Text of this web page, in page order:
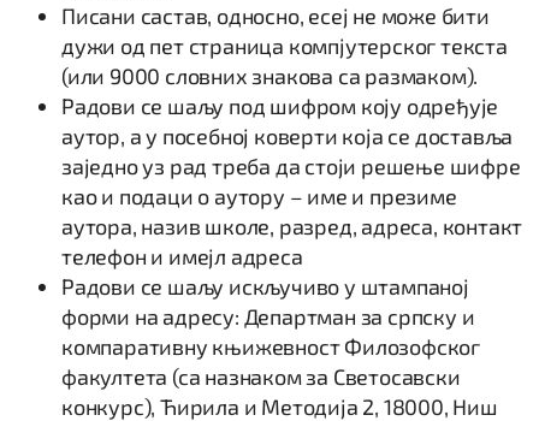
Писани састав, односно, есеј не може бити
дужи од пет страница компјутерског текста
(или 9000 словних знакова са размаком).
Радови се шаљу под шифром коју одређује
аутор, а у посебној коверти која се доставља
заједно уз рад треба да стоји решење шифре
као и подаци о аутору – име и презиме
аутора, назив школе, разред, адреса, контакт
телефон и имејл адреса
Радови се шаљу искључиво у штампаној
форми на адресу: Департман за српску и
компаративну књижевност Филозофског
факултета (са назнаком за Светосавски
конкурс), Ћирила и Методија 2, 18000, Ниш